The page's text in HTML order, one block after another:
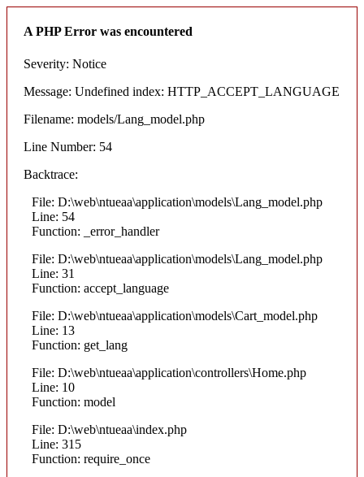
A PHP Error was encountered
Severity: Notice
Message: Undefined index: HTTP_ACCEPT_LANGUAGE
Filename: models/Lang_model.php
Line Number: 54
Backtrace:
File: D:\web\ntueaa\application\models\Lang_model.php
Line: 54
Function: _error_handler
File: D:\web\ntueaa\application\models\Lang_model.php
Line: 31
Function: accept_language
File: D:\web\ntueaa\application\models\Cart_model.php
Line: 13
Function: get_lang
File: D:\web\ntueaa\application\controllers\Home.php
Line: 10
Function: model
File: D:\web\ntueaa\index.php
Line: 315
Function: require_once